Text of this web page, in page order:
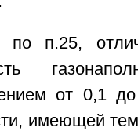
по п.25,
от 0,1
имеющей